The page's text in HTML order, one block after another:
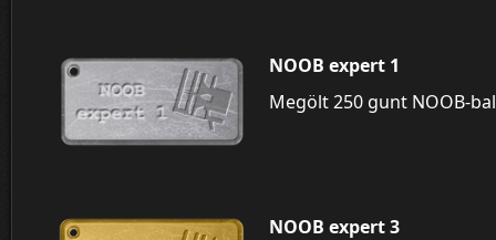
NOOB expert 1
Megölt 250 gunt NOOB-
NOOB expert 3